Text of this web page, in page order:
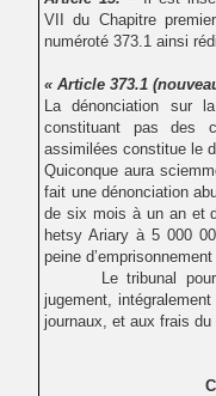
VII du Chapitre
numéroté 373.1 ainsi
« Article 373.1
La dénonciation sur
constituant pas des
assimilées constitue le
Quiconque aura
fait une dénonciation
de six mois à un an et
hetsy Ariary à 5 000
peine
Le tribunal
jugement,
journaux, et aux frais du